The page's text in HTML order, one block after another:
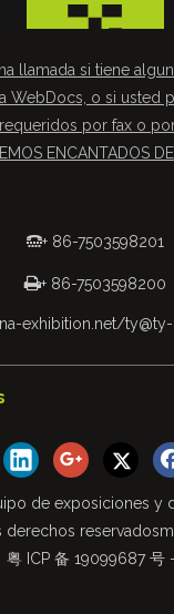
llamada si tiene
WebDocs, o si usted
por fax o
ENCANTADOS
+ 86-7503598201
+ 86-7503598200
exhibition.net/
de exposiciones y
derechos reservados
粤 ICP 备 19099687 号